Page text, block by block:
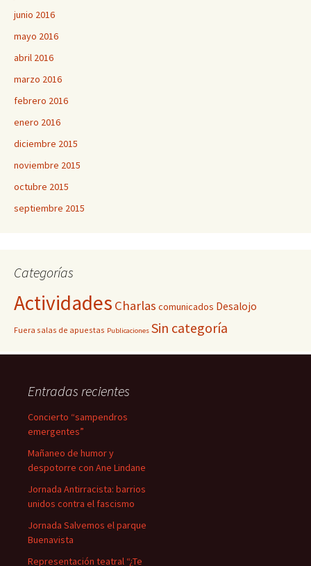
junio 2016
mayo 2016
abril 2016
marzo 2016
febrero 2016
enero 2016
diciembre 2015
noviembre 2015
octubre 2015
septiembre 2015
Categorías
Actividades Charlas comunicados Desalojo
Fuera salas de apuestas Publicaciones Sin categoría
Entradas recientes
Concierto “sampendros
emergentes”
Mañaneo de humor y
despotorre con Ane Lindane
Jornada Antirracista: barrios
unidos contra el fascismo
Jornada Salvemos el parque
Buenavista
Representación teatral “¿Te